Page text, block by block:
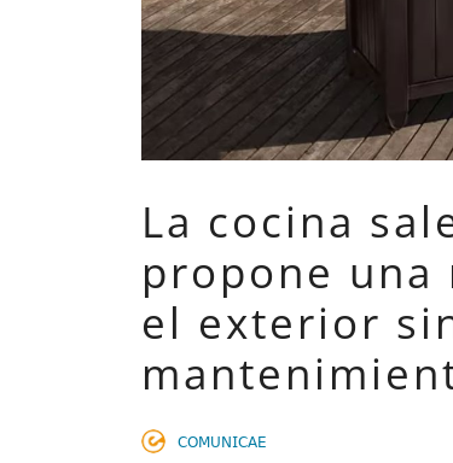
La cocina
propone
el exterior
𝖢𝖮𝖬𝖴𝖭𝖨𝖢𝖠𝖤